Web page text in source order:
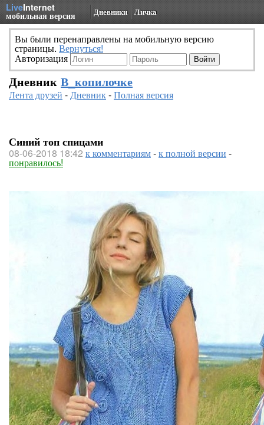
LiveInternet
мобильная версия Дневники Личка
Вы были перенаправлены на мобильную версию
страницы. Вернуться!
Авторизация
Дневник В_копилочке
Лента друзей -Дневник-Полная версия
Синий топ спицами
08-06-2018 18:42 к комментариям-к полной версии -
понравилось!